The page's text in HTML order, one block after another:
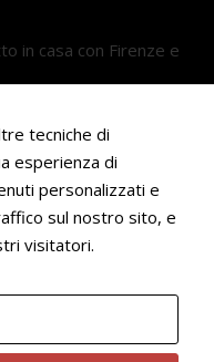
in casa con Firenze e
estivo della nazionale
tecniche di
esperienza di
personalizzati e
sul nostro sito, e
visitatori.